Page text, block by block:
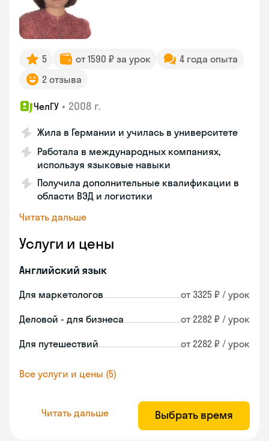
5 от 1590 ₽ за урок
4 года опыта
2 отзыва
ЧелГУ • 2008 г.
Жила в Германии и училась в университете
Работала в международных компаниях,
используя языковые навыки
Получила дополнительные квалификации в
области ВЭД и логистики
Читать дальше
Услуги и цены
Английский язык
Для маркетологов от 3325 ₽ / урок
Деловой - для бизнеса от 2282 ₽ / урок
Для путешествий от 2282 ₽ / урок
Все услуги и цены (5)
Читать дальше Выбрать время